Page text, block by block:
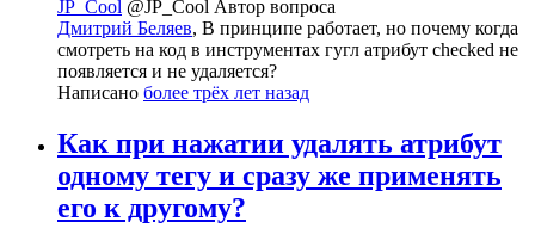
JP_Cool @JP_Cool Автор вопроса
Дмитрий Беляев, В принципе работает, но почему когда
смотреть на код в инструментах гугл атрибут checked не
появляется и не удаляется?
Написано более трёх лет назад
Как при нажатии удалять атрибут
одному тегу и сразу же применять
его к другому?